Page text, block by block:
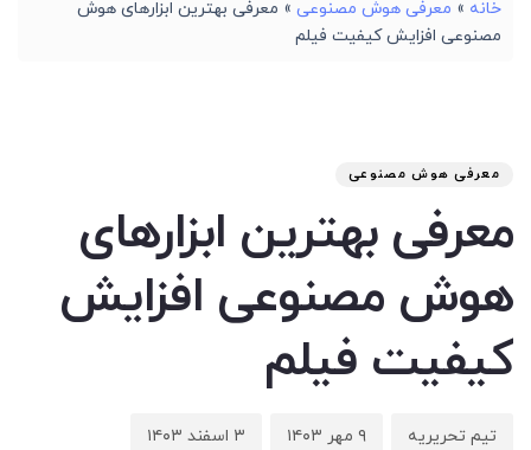
خانه » معرفی هوش مصنوعی » معرفی بهترین ابزارهای هوش
مصنوعی افزایش کیفیت فیلم
معرفی هوش مصنوعی
معرفی بهترین ابزارهای
هوش مصنوعی افزایش
کیفیت فیلم
تیم تحریریه ۹ مهر ۱۴۰۳ ۳ اسفند ۱۴۰۳